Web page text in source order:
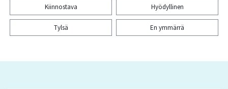
Kiinnostava Hyödyllinen
Tylsä En ymmärrä